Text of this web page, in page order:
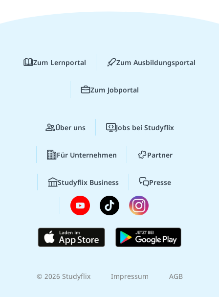
Zum Lernportal Zum Ausbildungsportal
Zum Jobportal
Über uns Jobs bei Studyflix
Für Unternehmen Partner
Studyflix Business Presse
© 2026 Studyflix Impressum AGB